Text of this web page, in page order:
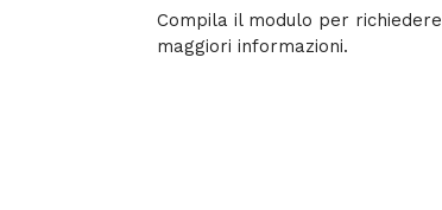
Compila il modulo per richiedere
maggiori informazioni.